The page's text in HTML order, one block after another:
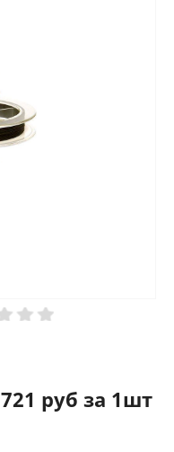
721 руб за 1шт